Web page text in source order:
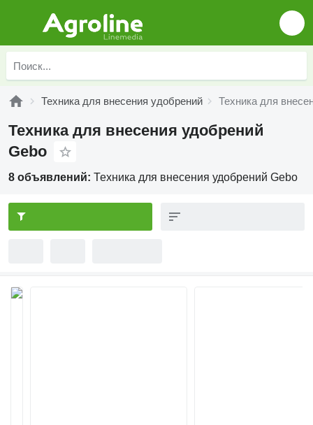
Техника для внесения удобрений Техника для
Техника для внесения удобрений
Gebo
8 объявлений: Техника для внесения удобрений Gebo